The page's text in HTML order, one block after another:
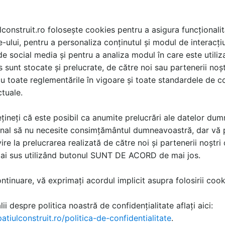
Certificat control
productie placaj in
fabrica - TEGO
Certificare produs
folosește cookies pentru a asigura
ului, pentru a personaliza conținutul și modul de
social media și pentru a analiza modul în care este
sunt stocate și prelucrate, de către noi sau partenerii
toate reglementările în vigoare și toate standardele de
că este posibil ca anumite prelucrări ale datelor
să nu necesite consimțământul dumneavoastră, dar vă
la prelucrarea realizată de către noi și partenerii noștri
sus utilizând butonul SUNT DE ACORD de mai jos.
vă exprimați acordul implicit asupra folosirii
despre politica noastră de confidențialitate aflați aici:
politica-de-confidentialitate.